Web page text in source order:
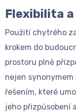
Flexibilita
Použití chytrého
krokem do
prostoru plně
nejen
řešením, které
jeho přizpůsobení